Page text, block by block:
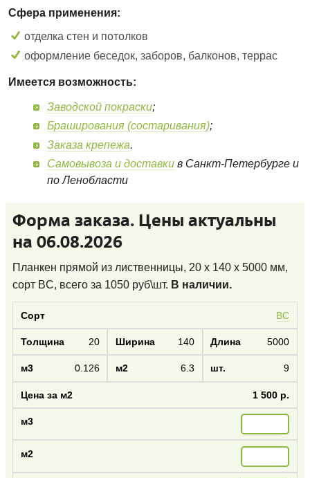
Сфера применения:
отделка стен и потолков
оформление беседок, заборов, балконов, террас
Имеется возможность:
Заводской покраски;
Браширования (состаривания);
Заказа крепежа.
Самовывоза и доставки в Санкт-Петербурге и
по Ленобласти
Форма заказа. Цены актуальны
на 06.08.2026
Планкен прямой из лиственницы, 20 x 140 x 5000 мм,
сорт BC, всего за 1050 руб\шт. В наличии.
BC
20 140 5000
0.126 6.3 9
1 500 р.